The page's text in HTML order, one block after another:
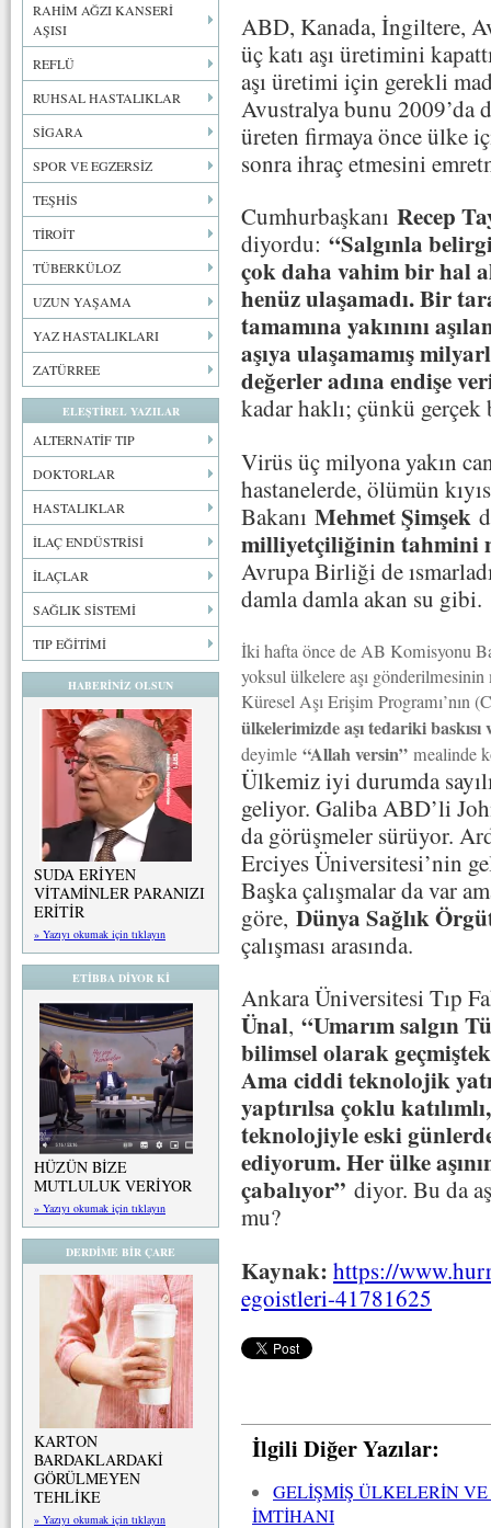
RAHİM AĞZI KANSERİ
AŞISI
REFLÜ
RUHSAL HASTALIKLAR
SİGARA
SPOR VE EGZERSİZ
TEŞHİS
TİROİT
TÜBERKÜLOZ
UZUN YAŞAMA
YAZ HASTALIKLARI
ZATÜRREE
ELEŞTİREL YAZILAR
ALTERNATİF TIP
DOKTORLAR
HASTALIKLAR
İLAÇ ENDÜSTRİSİ
İLAÇLAR
SAĞLIK SİSTEMİ
TIP EĞİTİMİ
HABERİNİZ OLSUN
SUDA ERİYEN
VİTAMİNLER PARANIZI
ERİTİR
» Yazıyı okumak için tıklayın
ETİBBA DİYOR Kİ
HÜZÜN BİZE
MUTLULUK VERİYOR
» Yazıyı okumak için tıklayın
DERDİME BİR ÇARE
KARTON
BARDAKLARDAKİ
GÖRÜLMEYEN
TEHLİKE
» Yazıyı okumak için tıklayın
ABD, Kanada, İngiltere,
üç katı aşı üretimini
aşı üretimi için gerekli
Avustralya bunu 2009’da
üreten firmaya önce ülke
sonra ihraç etmesini
Cumhurbaşkanı Recep
diyordu: “Salgınla
çok daha vahim bir hal
henüz ulaşamadı. Bir
tamamına yakınını
aşıya ulaşamamış
değerler adına endişe
kadar haklı; çünkü
Virüs üç milyona yakın
hastanelerde, ölümün
Bakanı Mehmet Şimşek
milliyetçiliğinin tahmini
Avrupa Birliği de
damla damla akan su gibi.
İki hafta önce de AB Komisyonu
yoksul ülkelere aşı
Küresel Aşı Erişim Programı’nın
ülkelerimizde aşı tedariki baskısı
deyimle “Allah versin” mealinde
Ülkemiz iyi durumda
geliyor. Galiba ABD’li
da görüşmeler sürüyor.
Erciyes Üniversitesi’nin
Başka çalışmalar da var
göre, Dünya Sağlık
çalışması arasında.
Ankara Üniversitesi Tıp
Ünal, “Umarım salgın
bilimsel olarak
Ama ciddi teknolojik
yaptırılsa çoklu
teknolojiyle eski
ediyorum. Her ülke
çabalıyor” diyor. Bu da
mu?
Kaynak: https://
egoistleri-41781625
İlgili Diğer Yazılar:
GELİŞMİŞ ÜLKELERİN
İMTİHANI